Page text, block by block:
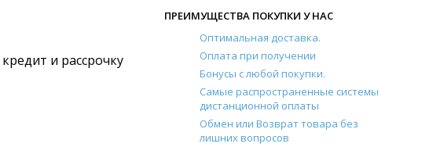
и рассрочку
ПРЕИМУЩЕСТВА ПОКУПКИ У НАС
Оптимальная доставка.
Оплата при получении
Бонусы с любой покупки.
Самые распространенные системы
дистанционной оплаты
Обмен или Возврат товара без
лишних вопросов